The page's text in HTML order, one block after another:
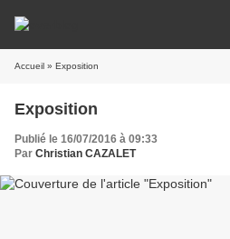
Accueil » Exposition
Exposition
Publié le 16/07/2016 à 09:33
Par Christian CAZALET